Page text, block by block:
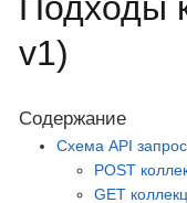
v1)
Содержание
Схема API
POST
GET